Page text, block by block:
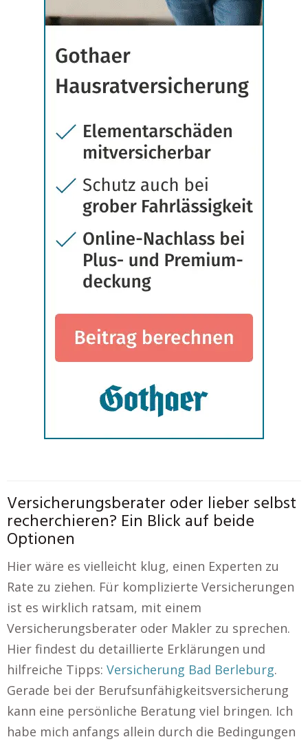
Versicherungsberater oder lieber selbst
recherchieren? Ein Blick auf beide
Optionen
Hier wäre es vielleicht klug, einen Experten zu
Rate zu ziehen. Für komplizierte Versicherungen
ist es wirklich ratsam, mit einem
Versicherungsberater oder Makler zu sprechen.
Hier findest du detaillierte Erklärungen und
hilfreiche Tipps: Versicherung Bad Berleburg.
Gerade bei der Berufsunfähigkeitsversicherung
kann eine persönliche Beratung viel bringen. Ich
habe mich anfangs allein durch die Bedingungen